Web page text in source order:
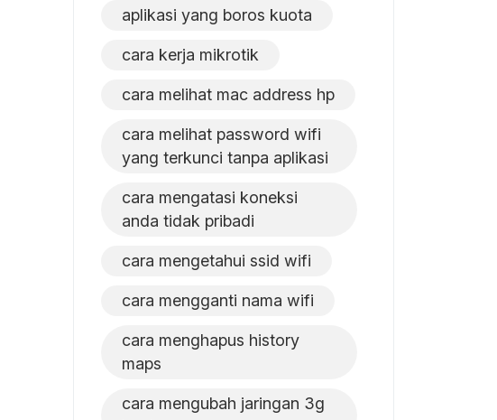
aplikasi yang boros kuota
cara kerja mikrotik
cara melihat mac address hp
cara melihat password wifi
yang terkunci tanpa aplikasi
cara mengatasi koneksi
anda tidak pribadi
cara mengetahui ssid wifi
cara mengganti nama wifi
cara menghapus history
maps
cara mengubah jaringan 3g